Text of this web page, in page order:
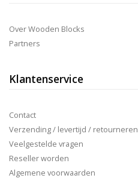
Over Wooden Blocks
Partners
Klantenservice
Contact
Verzending / levertijd / retourneren
Veelgestelde vragen
Reseller worden
Algemene voorwaarden